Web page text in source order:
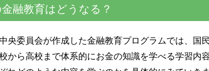
融教育はどうなる？
央委員会が作成した金融教育プログラムでは、国
から高校まで体系的にお金の知識を学べる学習